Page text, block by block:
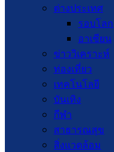
ต่างประเทศ
รอบโลก
อาเซียน
ข่าววิเคราะห์
ท่องเที่ยว
เทคโนโลยี
บันเทิง
กีฬา
สาธารณสุข
สิ่งแวดล้อม